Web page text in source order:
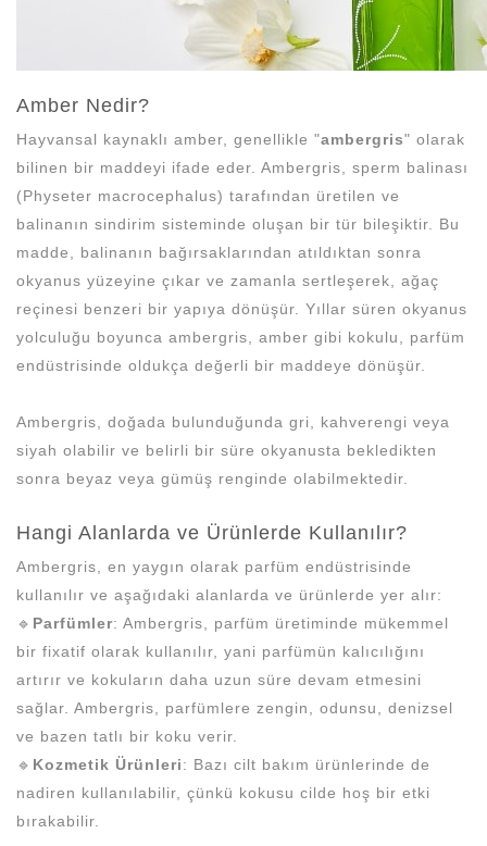
Amber Nedir?
Hayvansal kaynaklı amber, genellikle "ambergris" olarak
bilinen bir maddeyi ifade eder. Ambergris, sperm balinası
(Physeter macrocephalus) tarafından üretilen ve
balinanın sindirim sisteminde oluşan bir tür bileşiktir. Bu
madde, balinanın bağırsaklarından atıldıktan sonra
okyanus yüzeyine çıkar ve zamanla sertleşerek, ağaç
reçinesi benzeri bir yapıya dönüşür. Yıllar süren okyanus
yolculuğu boyunca ambergris, amber gibi kokulu, parfüm
endüstrisinde oldukça değerli bir maddeye dönüşür.
Ambergris, doğada bulunduğunda gri, kahverengi veya
siyah olabilir ve belirli bir süre okyanusta bekledikten
sonra beyaz veya gümüş renginde olabilmektedir.
Hangi Alanlarda ve Ürünlerde Kullanılır?
Ambergris, en yaygın olarak parfüm endüstrisinde
kullanılır ve aşağıdaki alanlarda ve ürünlerde yer alır:
🔹 Parfümler: Ambergris, parfüm üretiminde mükemmel
bir fixatif olarak kullanılır, yani parfümün kalıcılığını
artırır ve kokuların daha uzun süre devam etmesini
sağlar. Ambergris, parfümlere zengin, odunsu, denizsel
ve bazen tatlı bir koku verir.
🔹 Kozmetik Ürünleri: Bazı cilt bakım ürünlerinde de
nadiren kullanılabilir, çünkü kokusu cilde hoş bir etki
bırakabilir.